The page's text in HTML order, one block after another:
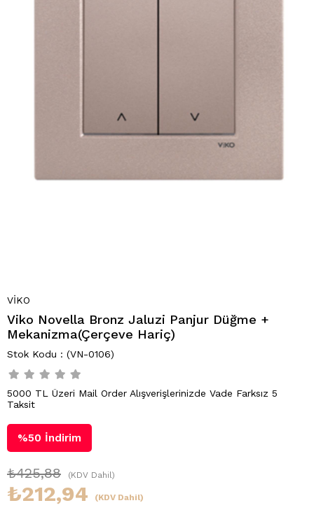
VİKO
Viko Novella Bronz Jaluzi Panjur Düğme +
Mekanizma(Çerçeve Hariç)
(VN-0106)
5000 TL Üzeri Mail Order Alışverişlerinizde Vade Farksız 5
Taksit
%50 İndirim
₺425,88 (KDV Dahil)
₺212,94 (KDV Dahil)